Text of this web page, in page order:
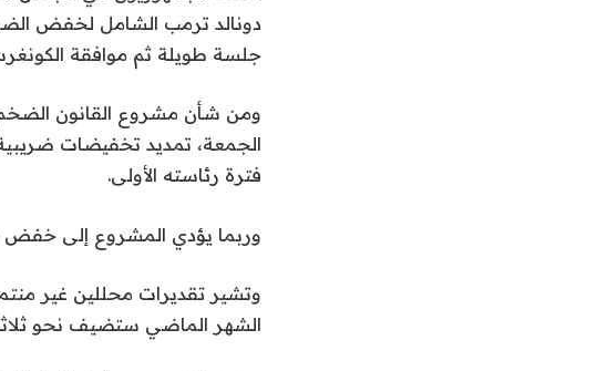
دونالد ترمب الشامل لخفض
جلسة طويلة ثم موافقة
فترة رئاسته الأولى.
وربما يؤدي المشروع إلى خفض
وتشير تقديرات محللين غير
الشهر الماضي ستضيف نحو ثلاثة